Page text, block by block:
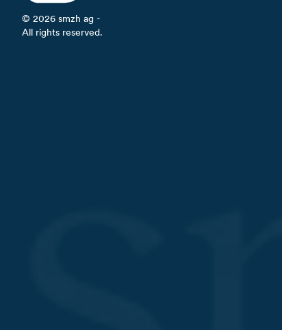
© 2026 smzh ag -
All rights reserved.